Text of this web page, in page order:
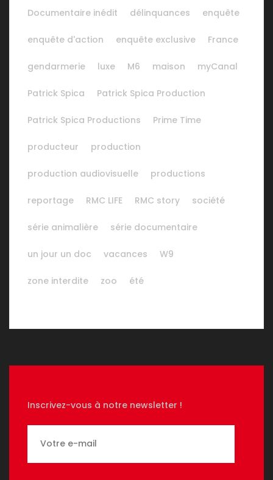
Documentaire inédit délinquances enquête
enquête d'action enquête exclusive France
gendarmerie luxe M6 maison myCanal
Patrick Spica Patrick Spica Production
Patrick Spica Productions Prime Time
producteur production
production audiovisuelle productions
reportage RMC LIFE RMC story société
série animalière série documentaire
un jour un doc vacances W9
zone interdite zoo été
Inscrivez-vous à notre newsletter !